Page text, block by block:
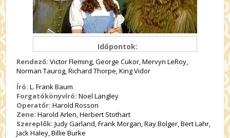
Időpontok:
Rendező: Victor Fleming, George Cukor, Mervyn LeRoy,
Norman Taurog, Richard Thorpe, King Vidor
Író: L. Frank Baum
Forgatókönyvíró: Noel Langley
Operatőr: Harold Rosson
Zene: Harold Arlen, Herbert Stothart
Szereplők: Judy Garland, Frank Morgan, Ray Bolger, Bert Lahr,
Jack Haley, Billie Burke